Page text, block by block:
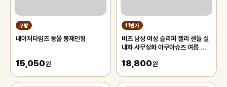
쿠팡
네이처타임즈 동물 봉제인형
15,050원
11번가
버즈 남성 여성 슬리퍼 젤리 샌들 실
내화 사무실화 아쿠아슈즈 여름 물놀
18,800원